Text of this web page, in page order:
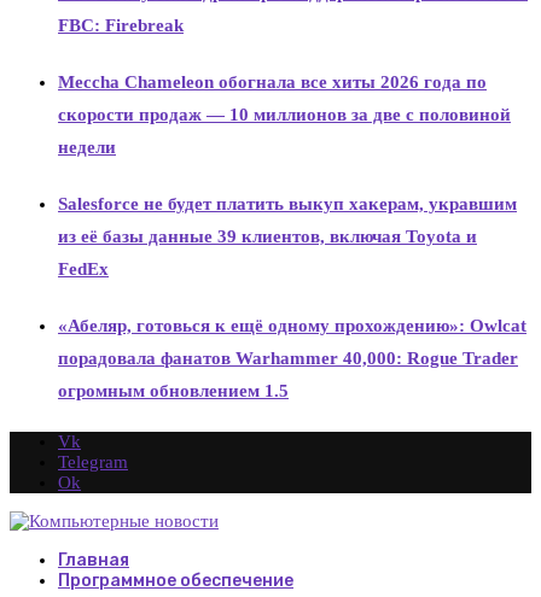
FBC: Firebreak
Meccha Chameleon обогнала все хиты 2026 года по
скорости продаж — 10 миллионов за две с половиной
недели
Salesforce не будет платить выкуп хакерам, укравшим
из её базы данные 39 клиентов, включая Toyota и
FedEx
«Абеляр, готовься к ещё одному прохождению»: Owlcat
порадовала фанатов Warhammer 40,000: Rogue Trader
огромным обновлением 1.5
Vk
Telegram
Ok
Главная
Программное обеспечение